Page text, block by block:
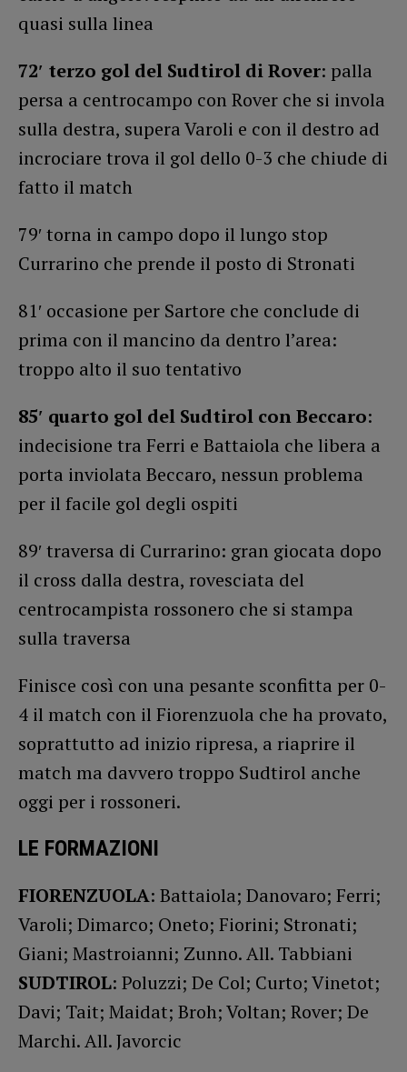
quasi sulla linea
72′ terzo gol del Sudtirol di Rover: palla
persa a centrocampo con Rover che si invola
sulla destra, supera Varoli e con il destro ad
incrociare trova il gol dello 0-3 che chiude di
fatto il match
79′ torna in campo dopo il lungo stop
Currarino che prende il posto di Stronati
81′ occasione per Sartore che conclude di
prima con il mancino da dentro l’area:
troppo alto il suo tentativo
85′ quarto gol del Sudtirol con Beccaro:
indecisione tra Ferri e Battaiola che libera a
porta inviolata Beccaro, nessun problema
per il facile gol degli ospiti
89′ traversa di Currarino: gran giocata dopo
il cross dalla destra, rovesciata del
centrocampista rossonero che si stampa
sulla traversa
Finisce così con una pesante sconfitta per 0-
4 il match con il Fiorenzuola che ha provato,
soprattutto ad inizio ripresa, a riaprire il
match ma davvero troppo Sudtirol anche
oggi per i rossoneri.
LE FORMAZIONI
FIORENZUOLA: Battaiola; Danovaro; Ferri;
Varoli; Dimarco; Oneto; Fiorini; Stronati;
Giani; Mastroianni; Zunno. All. Tabbiani
SUDTIROL: Poluzzi; De Col; Curto; Vinetot;
Davi; Tait; Maidat; Broh; Voltan; Rover; De
Marchi. All. Javorcic